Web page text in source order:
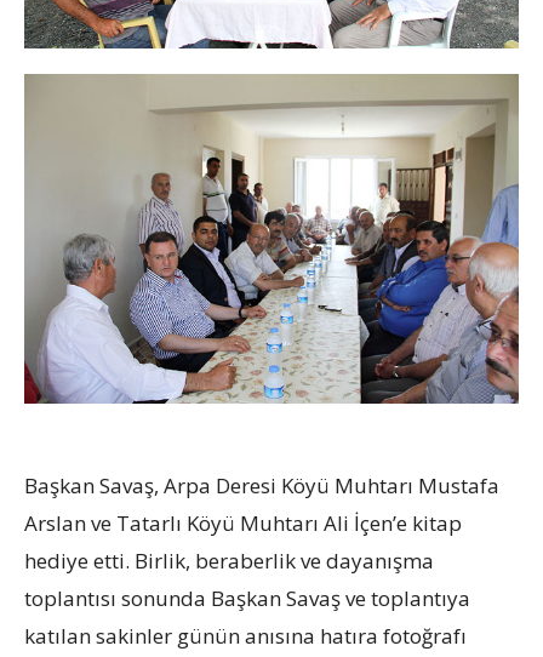
Başkan Savaş, Arpa Deresi Köyü Muhtarı Mustafa
Arslan ve Tatarlı Köyü Muhtarı Ali İçen’e kitap
hediye etti. Birlik, beraberlik ve dayanışma
toplantısı sonunda Başkan Savaş ve toplantıya
katılan sakinler günün anısına hatıra fotoğrafı